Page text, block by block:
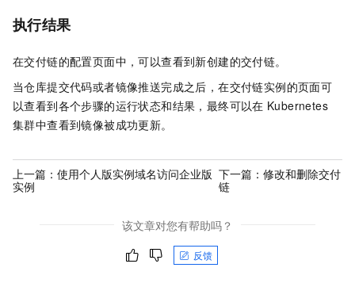
执行结果
在交付链的配置页面中，可以查看到新创建的交付链。
当仓库提交代码或者镜像推送完成之后，在交付链实例的页面可
以查看到各个步骤的运行状态和结果，最终可以在 Kubernetes
集群中查看到镜像被成功更新。
上一篇： 使用个人版实例域名访问企业版
实例
下一篇： 修改和删除交付
链
该文章对您有帮助吗？
反馈